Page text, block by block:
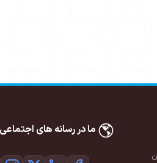
ما در رسانه های اجتماعی